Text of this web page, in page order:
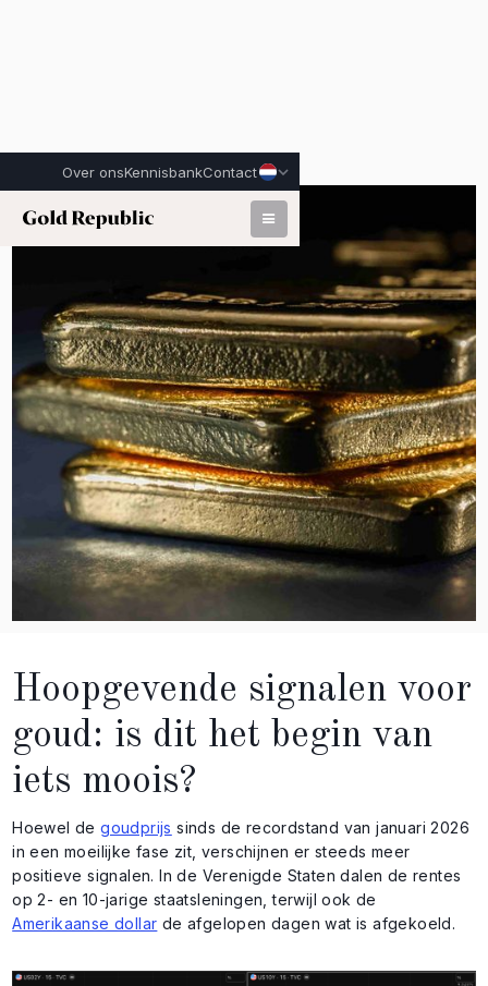
Over onsKennisbankContact
Gepubliceerd op:29 juni 2026
Hoopgevende signalen voor
goud: is dit het begin van
iets moois?
Hoewel degoudprijs sinds de recordstand van januari 2026
in een moeilijke fase zit, verschijnen er steeds meer
positieve signalen. In de Verenigde Staten dalen de rentes
op 2- en 10-jarige staatsleningen, terwijl ook de
Amerikaanse dollar de afgelopen dagen wat is afgekoeld.